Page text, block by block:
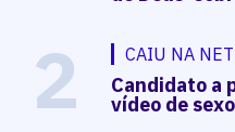
2 CAIU NA NET
Candidato a
vídeo de